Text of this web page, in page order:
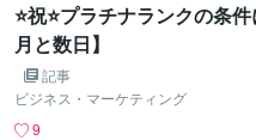
⭐祝⭐プラチナランクの条
月と数日】
記事
ビジネス・マーケティング
9